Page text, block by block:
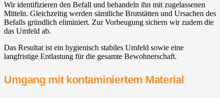
Wir identifizieren den Befall und behandeln ihn mit zugelassenen
Mitteln. Gleichzeitig werden sämtliche Brutstätten und Ursachen des
Befalls gründlich eliminiert. Zur Vorbeugung sichern wir zudem die
das Umfeld ab.
Das Resultat ist ein hygienisch stabiles Umfeld sowie eine
langfristige Entlastung für die gesamte Bewohnerschaft.
Umgang mit kontaminiertem Material